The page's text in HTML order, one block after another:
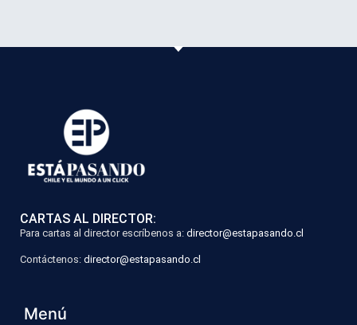
CARTAS AL DIRECTOR:
Para cartas al director escríbenos a: director@estapasando.cl
Contáctenos: director@estapasando.cl
Menú